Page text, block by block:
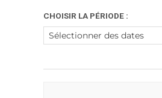
CHOISIR LA PÉRIODE :